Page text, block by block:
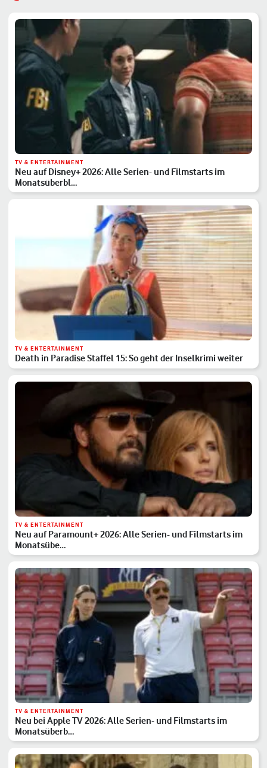
TV & ENTERTAINMENT
Neu auf Disney+ 2026: Alle Serien- und Filmstarts im
Monatsüberbl…
TV & ENTERTAINMENT
Death in Paradise Staffel 15: So geht der Inselkrimi weiter
TV & ENTERTAINMENT
Neu auf Paramount+ 2026: Alle Serien- und Filmstarts im
Monatsübe…
TV & ENTERTAINMENT
Neu bei Apple TV 2026: Alle Serien- und Filmstarts im
Monatsüberb…